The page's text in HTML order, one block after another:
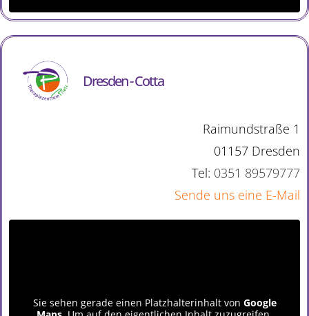
Dresden - Cotta
Raimundstraße 1
01157 Dresden
Tel: 0351 89579777
Sende uns eine E-Mail
Sie sehen gerade einen Platzhalterinhalt von Google